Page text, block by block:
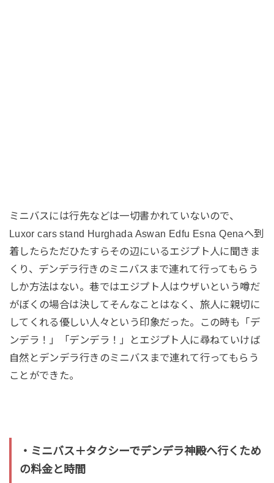
ミニバスには行先などは一切書かれていないので、
Luxor cars stand Hurghada Aswan Edfu Esna Qenaへ到
着したらただひたすらその辺にいるエジプト人に聞きま
くり、デンデラ行きのミニバスまで連れて行ってもらう
しか方法はない。巷ではエジプト人はウザいという噂だ
がぼくの場合は決してそんなことはなく、旅人に親切に
してくれる優しい人々という印象だった。この時も「デ
ンデラ！」「デンデラ！」とエジプト人に尋ねていけば
自然とデンデラ行きのミニバスまで連れて行ってもらう
ことができた。
・ミニバス＋タクシーでデンデラ神殿へ行くため
の料金と時間